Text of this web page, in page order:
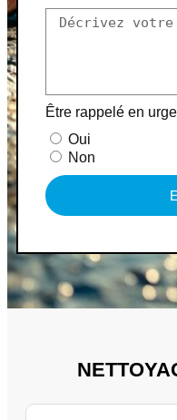
Être rappelé en
Oui
Non